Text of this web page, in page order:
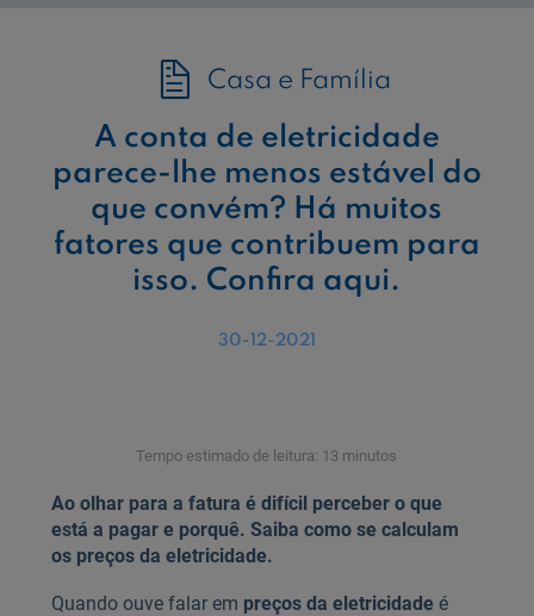
Casa e Família
A conta de eletricidade
parece-lhe menos estável do
que convém? Há muitos
fatores que contribuem para
isso. Confira aqui.
30-12-2021
Tempo estimado de leitura: 13 minutos
Ao olhar para a fatura é difícil perceber o que
está a pagar e porquê. Saiba como se calculam
os preços da eletricidade.
Quando ouve falar em preços da eletricidade é